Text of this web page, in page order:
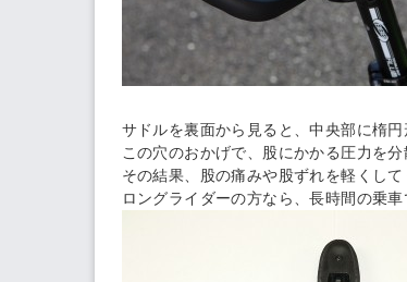
サドルを裏面から見ると、中央部に楕円
この穴のおかげで、股にかかる圧力を分
その結果、股の痛みや股ずれを軽くし
ロングライダーの方なら、長時間の乗